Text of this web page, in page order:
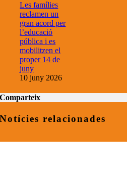
Les famílies
reclamen un
gran acord per
l’educació
pública i es
mobilitzen el
proper 14 de
juny
10 juny 2026
Comparteix
Notícies relacionades